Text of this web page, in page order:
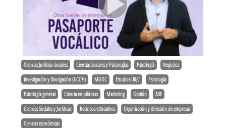
Ciencias Jurídico-Sociales Ciencias Sociales y Psicologías Psicología Negocios
Investigación y Divulgación (UCC+i) MOOC Estudios URJC Psicología
Psicología general Ciencia en píldoras Marketing Gestión ADE
Ciencias Sociales y Jurídicas Recursos educativos Organización y dirección de empresas
Ciencias económicas